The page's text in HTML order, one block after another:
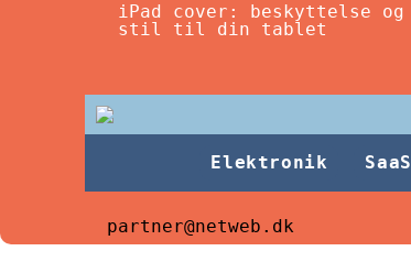
iPad cover: beskyttelse og
stil til din tablet
Elektronik SaaS
partner@netweb.dk